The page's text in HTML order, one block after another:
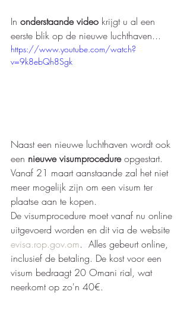
In onderstaande video krijgt u al een
eerste blik op de nieuwe luchthaven...
https://www.youtube.com/watch?
v=9k8ebQh8Sgk
Naast een nieuwe luchthaven wordt ook
een nieuwe visumprocedure opgestart.
Vanaf 21 maart aanstaande zal het niet
meer mogelijk zijn om een visum ter
plaatse aan te kopen.
De visumprocedure moet vanaf nu online
uitgevoerd worden en dit via de website
evisa.rop.gov.om.  Alles gebeurt online,
inclusief de betaling. De kost voor een
visum bedraagt 20 Omani rial, wat
neerkomt op zo'n 40€.